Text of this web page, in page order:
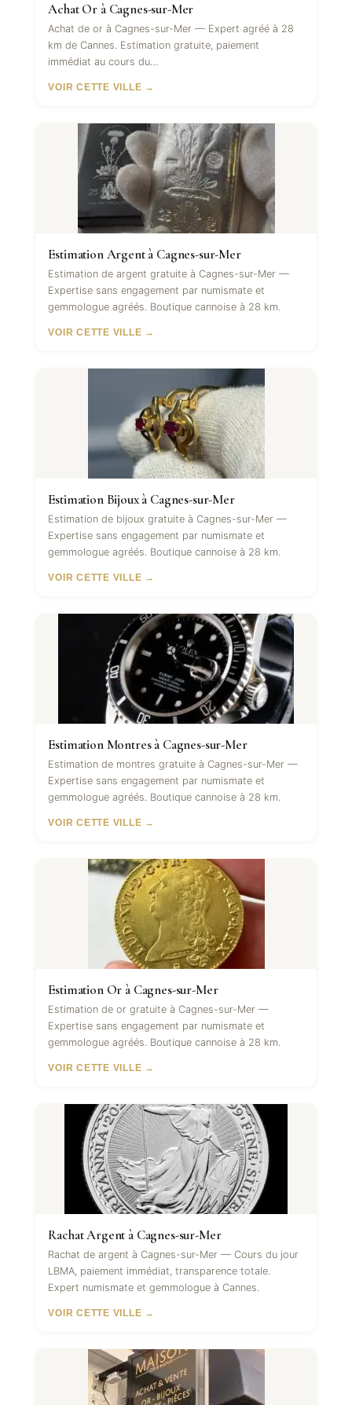
Achat Or à Cagnes-sur-Mer
Achat de or à Cagnes-sur-Mer — Expert agréé à 28
km de Cannes. Estimation gratuite, paiement
immédiat au cours du…
VOIR CETTE VILLE →
Estimation Argent à Cagnes-sur-Mer
Estimation de argent gratuite à Cagnes-sur-Mer —
Expertise sans engagement par numismate et
gemmologue agréés. Boutique cannoise à 28 km.
VOIR CETTE VILLE →
Estimation Bijoux à Cagnes-sur-Mer
Estimation de bijoux gratuite à Cagnes-sur-Mer —
Expertise sans engagement par numismate et
gemmologue agréés. Boutique cannoise à 28 km.
VOIR CETTE VILLE →
Estimation Montres à Cagnes-sur-Mer
Estimation de montres gratuite à Cagnes-sur-Mer —
Expertise sans engagement par numismate et
gemmologue agréés. Boutique cannoise à 28 km.
VOIR CETTE VILLE →
Estimation Or à Cagnes-sur-Mer
Estimation de or gratuite à Cagnes-sur-Mer —
Expertise sans engagement par numismate et
gemmologue agréés. Boutique cannoise à 28 km.
VOIR CETTE VILLE →
Rachat Argent à Cagnes-sur-Mer
Rachat de argent à Cagnes-sur-Mer — Cours du jour
LBMA, paiement immédiat, transparence totale.
Expert numismate et gemmologue à Cannes.
VOIR CETTE VILLE →